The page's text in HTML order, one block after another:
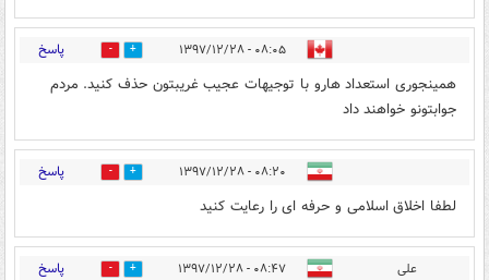
۰۸:۰۵ - ۱۳۹۷/۱۲/۲۸ 20 پاسخ
همینجوری استعداد هارو با توجیهات عجیب غریبتون حذف کنید. مردم
جوابتونو خواهند داد
۰۸:۲۰ - ۱۳۹۷/۱۲/۲۸ 17 پاسخ
لطفا اخلاق اسلامی و حرفه ای را رعایت کنید
علی ۰۸:۴۷ - ۱۳۹۷/۱۲/۲۸ 21 پاسخ